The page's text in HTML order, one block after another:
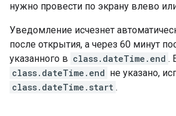
нужно провести по экрану влево
Уведомление исчезнет
после открытия, а через 60 минут
указанного в class.dateTime.end .
class.dateTime.end не указано,
class.dateTime.start .